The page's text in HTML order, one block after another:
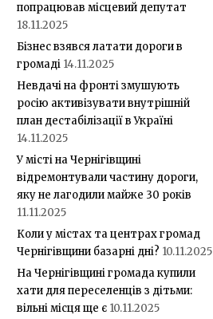
попрацював місцевий депутат
18.11.2025
Бізнес взявся латати дороги в
громаді 14.11.2025
Невдачі на фронті змушують
росію активізувати внутрішній
план дестабілізації в Україні
14.11.2025
У місті на Чернігівщині
відремонтували частину дороги,
яку не лагодили майже 30 років
11.11.2025
Коли у містах та центрах громад
Чернігівщини базарні дні? 10.11.2025
На Чернігівщині громада купили
хати для переселенців з дітьми:
вільні місця ще є 10.11.2025